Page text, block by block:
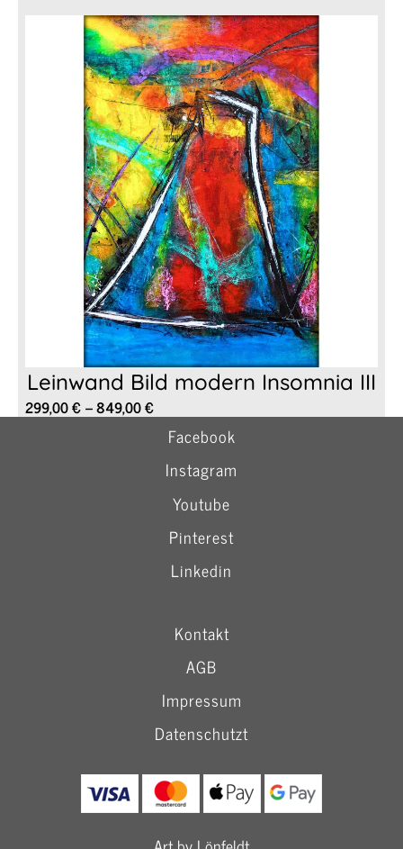
bis
849,00 €
Leinwand Bild modern Insomnia III
299,00€–849,00€
299,00 €
bis
849,00 €
Facebook
Instagram
Youtube
Pinterest
Linkedin
Kontakt
AGB
Impressum
Datenschutzt